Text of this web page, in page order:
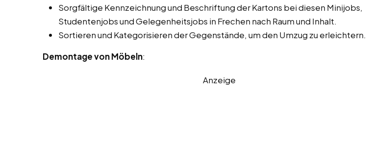
Sorgfältige Kennzeichnung und Beschriftung der Kartons bei diesen Minijobs,
Studentenjobs und Gelegenheitsjobs in Frechen nach Raum und Inhalt.
Sortieren und Kategorisieren der Gegenstände, um den Umzug zu erleichtern.
Demontage von Möbeln:
Anzeige